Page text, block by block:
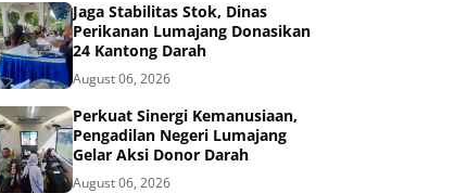
Jaga Stabilitas Stok, Dinas
Perikanan Lumajang Donasikan
24 Kantong Darah
August 06, 2026
Perkuat Sinergi Kemanusiaan,
Pengadilan Negeri Lumajang
Gelar Aksi Donor Darah
August 06, 2026